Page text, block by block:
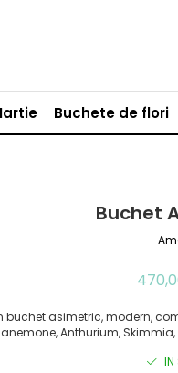
Buchete de flori
Buchet
buchet asimetric, modern,
anemone, Anthurium,
IN